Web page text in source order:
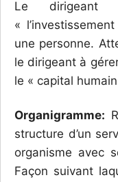
Le dirigeant
«
une personne.
le dirigeant à
le « capital
Organigramme:
structure d’un
organisme avec
Façon suivant